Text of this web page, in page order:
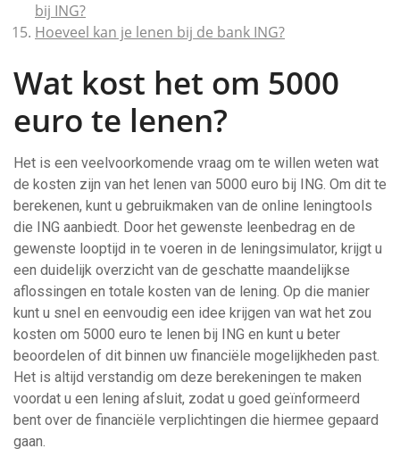
bij ING?
Hoeveel kan je lenen bij de bank ING?
Wat kost het om 5000
euro te lenen?
Het is een veelvoorkomende vraag om te willen weten wat
de kosten zijn van het lenen van 5000 euro bij ING. Om dit te
berekenen, kunt u gebruikmaken van de online leningtools
die ING aanbiedt. Door het gewenste leenbedrag en de
gewenste looptijd in te voeren in de leningsimulator, krijgt u
een duidelijk overzicht van de geschatte maandelijkse
aflossingen en totale kosten van de lening. Op die manier
kunt u snel en eenvoudig een idee krijgen van wat het zou
kosten om 5000 euro te lenen bij ING en kunt u beter
beoordelen of dit binnen uw financiële mogelijkheden past.
Het is altijd verstandig om deze berekeningen te maken
voordat u een lening afsluit, zodat u goed geïnformeerd
bent over de financiële verplichtingen die hiermee gepaard
gaan.